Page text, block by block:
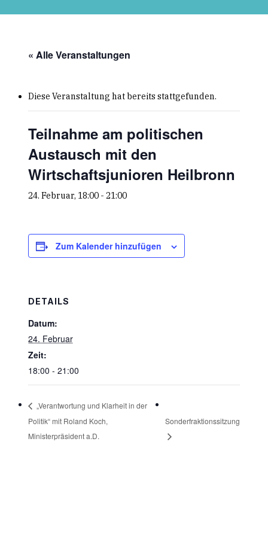
« Alle Veranstaltungen
Diese Veranstaltung hat bereits stattgefunden.
Teilnahme am politischen
Austausch mit den
Wirtschaftsjunioren Heilbronn
24. Februar, 18:00- 21:00
Zum Kalender hinzufügen
DETAILS
Datum:
24. Februar
Zeit:
18:00 - 21:00
„Verantwortung und Klarheit in der
Politik“ mit Roland Koch,
Ministerpräsident a.D.
Sonderfraktionssitzung